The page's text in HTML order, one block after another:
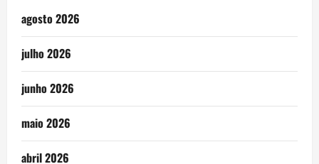
agosto 2026
julho 2026
junho 2026
maio 2026
abril 2026